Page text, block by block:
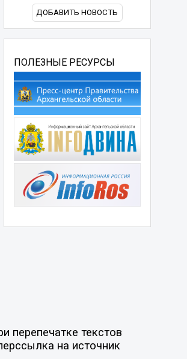
ДОБАВИТЬ НОВОСТЬ
ПОЛЕЗНЫЕ РЕСУРСЫ
перепечатке текстов
на источник